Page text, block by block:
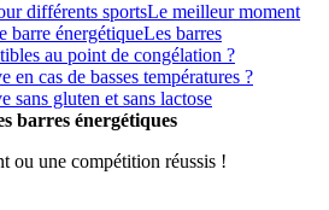
différents sportsLe meilleur moment
barre énergétiqueLes barres
au point de congélation ?
en cas de basses températures ?
sans gluten et sans lactose
barres énergétiques
ou une compétition réussis !